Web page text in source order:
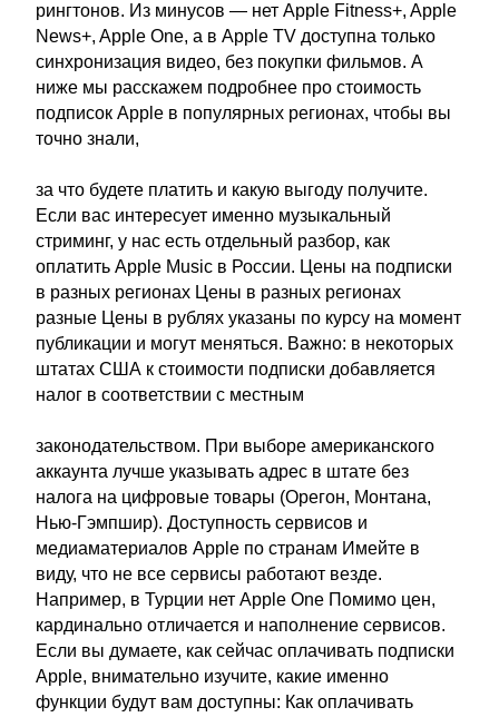
рингтонов. Из минусов — нет Apple Fitness+, Apple
News+, Apple One, а в Apple TV доступна только
синхронизация видео, без покупки фильмов. А
ниже мы расскажем подробнее про стоимость
подписок Apple в популярных регионах, чтобы вы
точно знали,
за что будете платить и какую выгоду получите.
Если вас интересует именно музыкальный
стриминг, у нас есть отдельный разбор, как
оплатить Apple Music в России. Цены на подписки
в разных регионах Цены в разных регионах
разные Цены в рублях указаны по курсу на момент
публикации и могут меняться. Важно: в некоторых
штатах США к стоимости подписки добавляется
налог в соответствии с местным
законодательством. При выборе американского
аккаунта лучше указывать адрес в штате без
налога на цифровые товары (Орегон, Монтана,
Нью-Гэмпшир). Доступность сервисов и
медиаматериалов Apple по странам Имейте в
виду, что не все сервисы работают везде.
Например, в Турции нет Apple One Помимо цен,
кардинально отличается и наполнение сервисов.
Если вы думаете, как сейчас оплачивать подписки
Apple, внимательно изучите, какие именно
функции будут вам доступны: Как оплачивать